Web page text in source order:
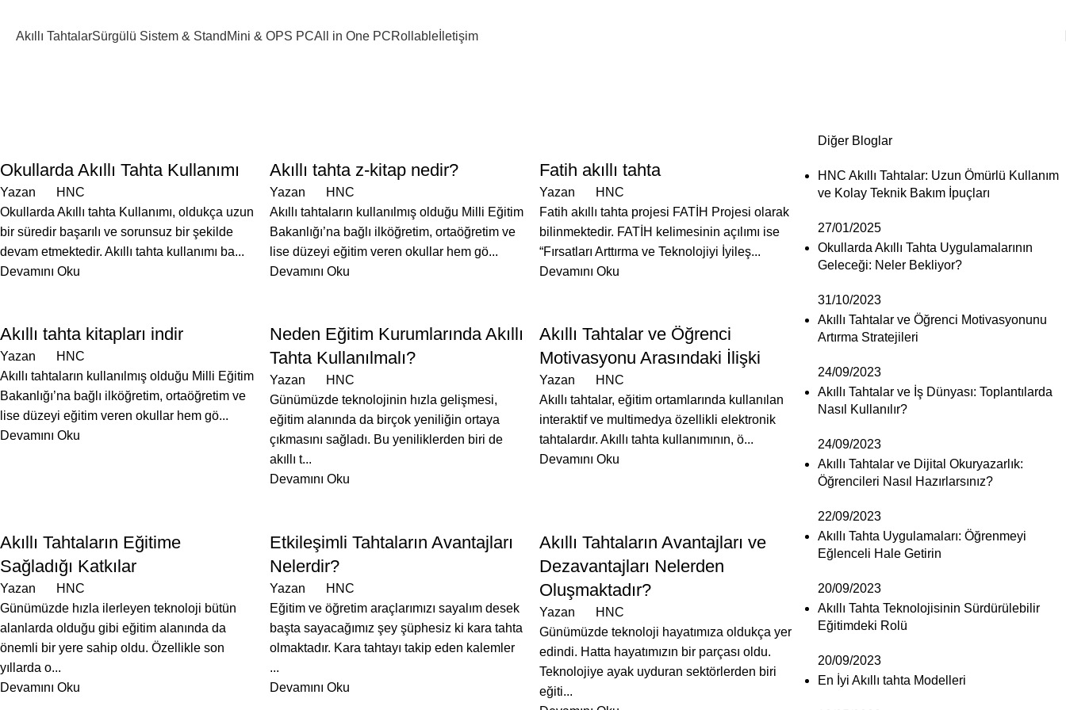
Akıllı TahtalarSürgülü Sistem & Stand Mini & OPS PCAll in One PCRollable İletişim
Okullarda Akıllı Tahta Kullanımı
Yazan
HNC
Okullarda Akıllı tahta Kullanımı, oldukça uzun
bir süredir başarılı ve sorunsuz bir şekilde
devam etmektedir. Akıllı tahta kullanımı ba...
Devamını Oku
Akıllı tahta z-kitap nedir?
Yazan
HNC
Akıllı tahtaların kullanılmış olduğu Milli Eğitim
Bakanlığı’na bağlı ilköğretim, ortaöğretim ve
lise düzeyi eğitim veren okullar hem gö...
Devamını Oku
Fatih akıllı tahta
Yazan
HNC
Fatih akıllı tahta projesi FATİH Projesi olarak
bilinmektedir. FATİH kelimesinin açılımı ise
“Fırsatları Arttırma ve Teknolojiyi İyileş...
Devamını Oku
Akıllı tahta kitapları indir
Yazan
HNC
Akıllı tahtaların kullanılmış olduğu Milli Eğitim
Bakanlığı’na bağlı ilköğretim, ortaöğretim ve
lise düzeyi eğitim veren okullar hem gö...
Devamını Oku
Neden Eğitim Kurumlarında Akıllı
Tahta Kullanılmalı?
Yazan
HNC
Günümüzde teknolojinin hızla gelişmesi,
eğitim alanında da birçok yeniliğin ortaya
çıkmasını sağladı. Bu yeniliklerden biri de
akıllı t...
Devamını Oku
Akıllı Tahtalar ve Öğrenci
Motivasyonu Arasındaki İlişki
Yazan
HNC
Akıllı tahtalar, eğitim ortamlarında kullanılan
interaktif ve multimedya özellikli elektronik
tahtalardır. Akıllı tahta kullanımının, ö...
Devamını Oku
Akıllı Tahtaların Eğitime
Sağladığı Katkılar
Yazan
HNC
Günümüzde hızla ilerleyen teknoloji bütün
alanlarda olduğu gibi eğitim alanında da
önemli bir yere sahip oldu. Özellikle son
yıllarda o...
Devamını Oku
Etkileşimli Tahtaların Avantajları
Nelerdir?
Yazan
HNC
Eğitim ve öğretim araçlarımızı sayalım desek
başta sayacağımız şey şüphesiz ki kara tahta
olmaktadır. Kara tahtayı takip eden kalemler
...
Devamını Oku
Akıllı Tahtaların Avantajları ve
Dezavantajları Nelerden
Oluşmaktadır?
Yazan
HNC
Günümüzde teknoloji hayatımıza oldukça yer
edindi. Hatta hayatımızın bir parçası oldu.
Teknolojiye ayak uyduran sektörlerden biri
eğiti...
Diğer Bloglar
HNC Akıllı Tahtalar: Uzun Ömürlü Kullanım
ve Kolay Teknik Bakım İpuçları
27/01/2025
Okullarda Akıllı Tahta Uygulamalarının
Geleceği: Neler Bekliyor?
31/10/2023
Akıllı Tahtalar ve Öğrenci Motivasyonunu
Artırma Stratejileri
24/09/2023
Akıllı Tahtalar ve İş Dünyası: Toplantılarda
Nasıl Kullanılır?
24/09/2023
Akıllı Tahtalar ve Dijital Okuryazarlık:
Öğrencileri Nasıl Hazırlarsınız?
22/09/2023
Akıllı Tahta Uygulamaları: Öğrenmeyi
Eğlenceli Hale Getirin
20/09/2023
Akıllı Tahta Teknolojisinin Sürdürülebilir
Eğitimdeki Rolü
20/09/2023
En İyi Akıllı tahta Modelleri